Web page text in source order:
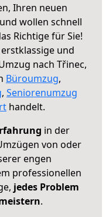
Ihren neuen
wollen schnell
Richtige für Sie!
und
nach Třinec,
Büroumzug,
, Seniorenumzug
handelt.
in der
von oder
engen
professionellen
jedes Problem
.